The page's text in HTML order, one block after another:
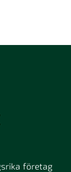
företag